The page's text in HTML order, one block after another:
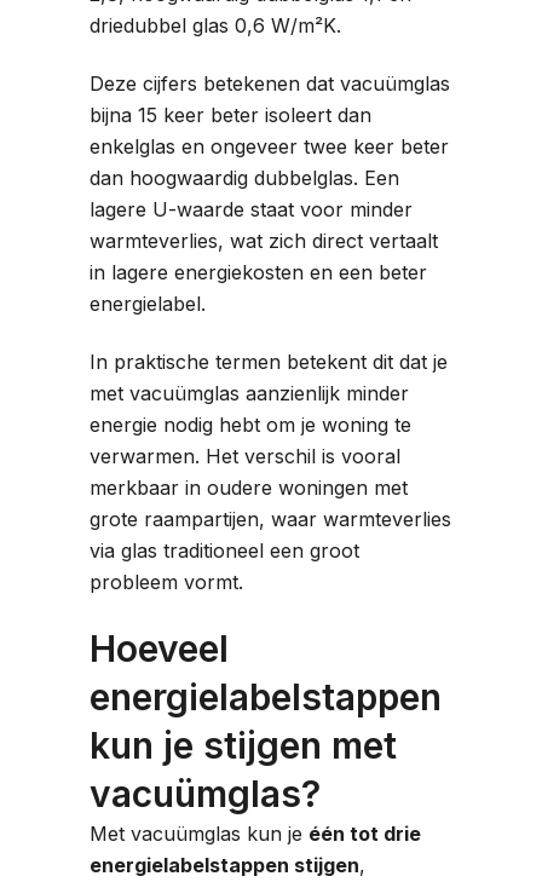
driedubbel glas 0,6 W/m²K.
Deze cijfers betekenen dat vacuümglas
bijna 15 keer beter isoleert dan
enkelglas en ongeveer twee keer beter
dan hoogwaardig dubbelglas. Een
lagere U-waarde staat voor minder
warmteverlies, wat zich direct vertaalt
in lagere energiekosten en een beter
energielabel.
In praktische termen betekent dit dat je
met vacuümglas aanzienlijk minder
energie nodig hebt om je woning te
verwarmen. Het verschil is vooral
merkbaar in oudere woningen met
grote raampartijen, waar warmteverlies
via glas traditioneel een groot
probleem vormt.
Hoeveel
energielabelstappen
kun je stijgen met
vacuümglas?
Met vacuümglas kun je één tot drie
energielabelstappen stijgen,